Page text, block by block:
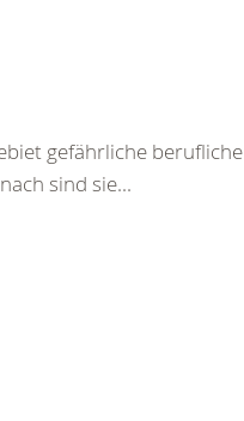
gefährliche berufliche
sind sie...